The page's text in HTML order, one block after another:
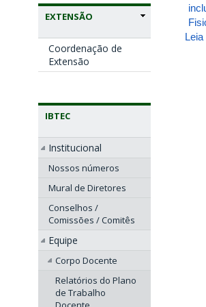
EXTENSÃO
Coordenação de
Extensão
IBTEC
Institucional
Nossos números
Mural de Diretores
Conselhos /
Comissões / Comitês
Equipe
Corpo Docente
Relatórios do Plano
de Trabalho